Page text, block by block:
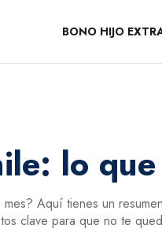
BONO HIJO
lo
Aquí tienes un
clave para que no te